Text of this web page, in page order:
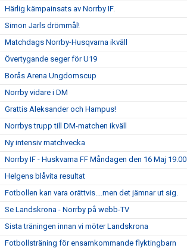
Härlig kämpainsats av Norrby IF.
Simon Jarls drömmål!
Matchdags Norrby-Husqvarna ikväll
Övertygande seger för U19
Borås Arena Ungdomscup
Norrby vidare i DM
Grattis Aleksander och Hampus!
Norrbys trupp till DM-matchen ikväll
Ny intensiv matchvecka
Norrby IF - Huskvarna FF Måndagen den 16 Maj 19.00
Helgens blåvita resultat
Fotbollen kan vara orättvis....men det jämnar ut sig.
Se Landskrona - Norrby på webb-TV
Sista träningen innan vi möter Landskrona
Fotbollsträning för ensamkommande flyktingbarn